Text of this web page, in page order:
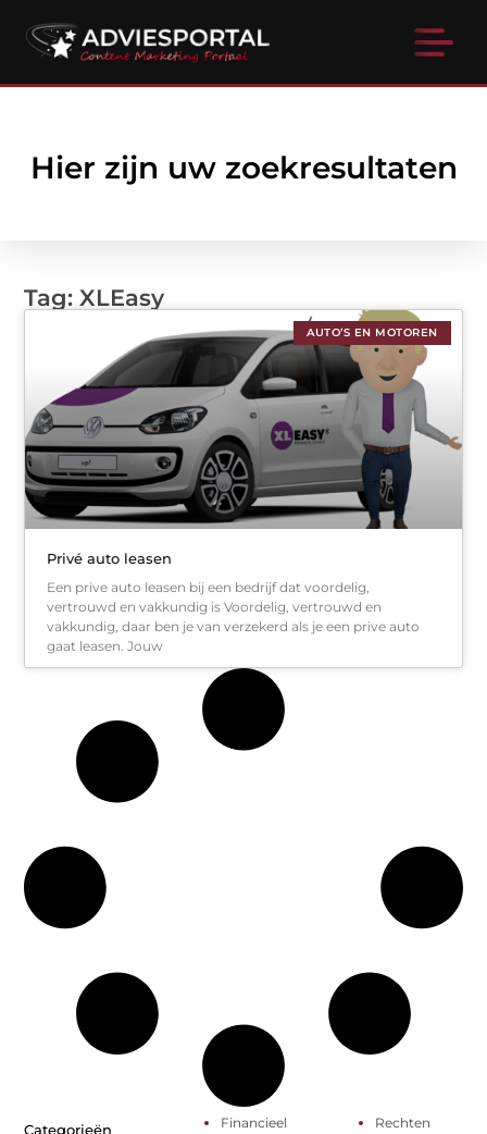
Hier zijn uw zoekresultaten
Tag: XLEasy
AUTO’S EN MOTOREN
Privé auto leasen
Een prive auto leasen bij een bedrijf dat voordelig,
vertrouwd en vakkundig is Voordelig, vertrouwd en
vakkundig, daar ben je van verzekerd als je een prive auto
gaat leasen. Jouw
Categorieën
Financieel
Rechten